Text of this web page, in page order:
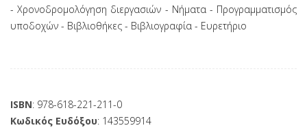
- Χρονοδρομολόγηση διεργασιών - Νήματα - Προγραμματισμός
υποδοχών - Βιβλιοθήκες - Βιβλιογραφία - Ευρετήριο
ISBN: 978-618-221-211-0
Κωδικός Ευδόξου: 143559914